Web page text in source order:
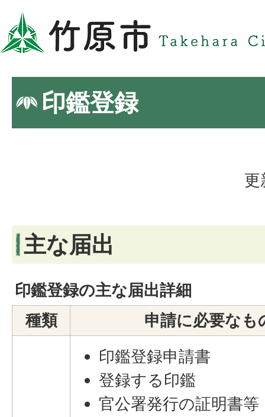
印鑑登録
更
主な届出
印鑑登録の主な届出詳細
種類
申請に必要なも
印鑑登録申請書
登録する印鑑
官公署発行の証明書